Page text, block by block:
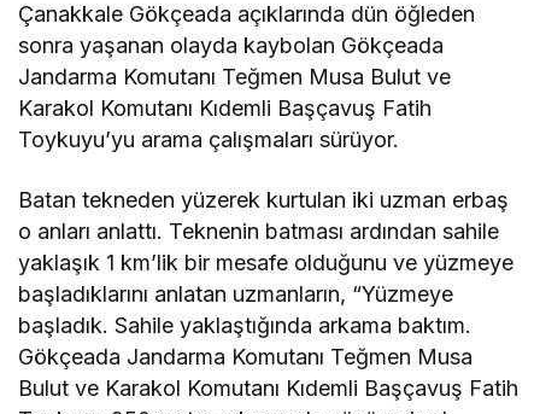
Çanakkale Gökçeada açıklarında dün öğleden
sonra yaşanan olayda kaybolan Gökçeada
Jandarma Komutanı Teğmen Musa Bulut ve
Karakol Komutanı Kıdemli Başçavuş Fatih
Toykuyu’yu arama çalışmaları sürüyor.
Batan tekneden yüzerek kurtulan iki uzman erbaş
o anları anlattı. Teknenin batması ardından sahile
yaklaşık 1 km’lik bir mesafe olduğunu ve yüzmeye
başladıklarını anlatan uzmanların, “Yüzmeye
başladık. Sahile yaklaştığında arkama baktım.
Gökçeada Jandarma Komutanı Teğmen Musa
Bulut ve Karakol Komutanı Kıdemli Başçavuş Fatih